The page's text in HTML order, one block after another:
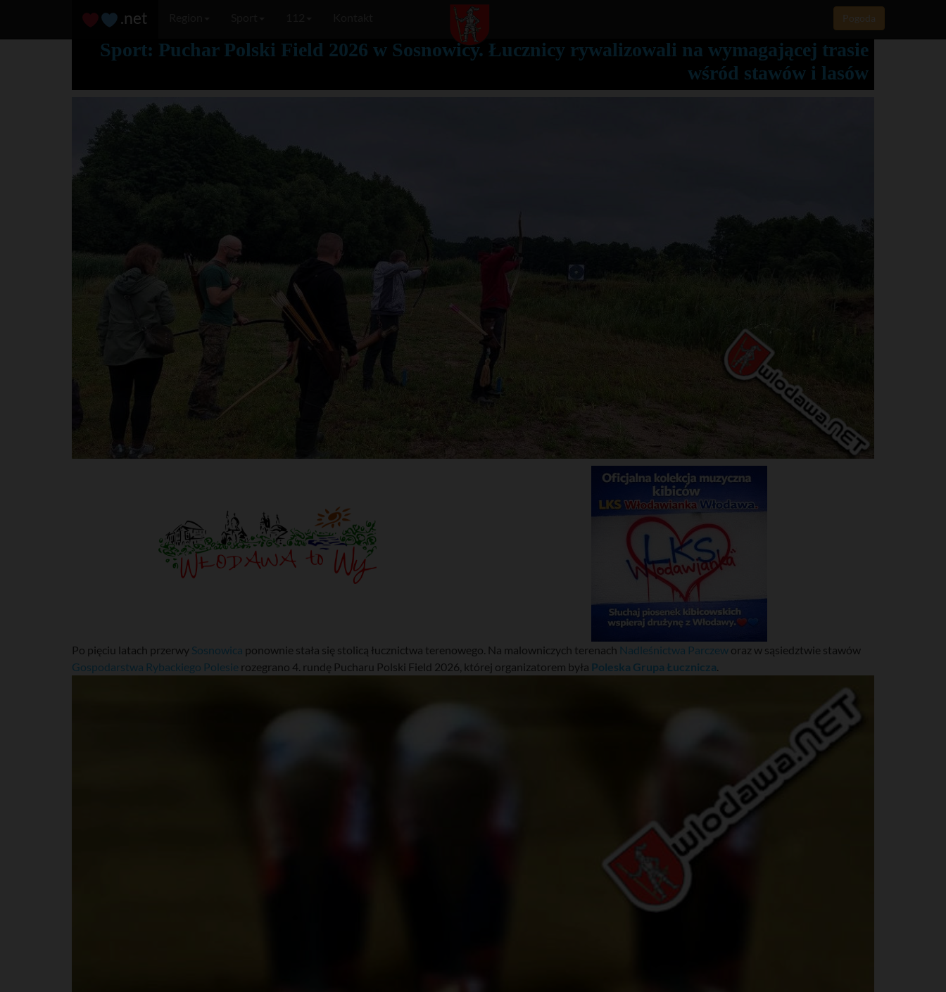
.net Pogoda
Sport: Puchar Polski Field 2026 w Sosnowicy. Łucznicy rywalizowali na wymagającej trasie
wśród stawów i lasów
Po pięciu latach przerwy Sosnowica ponownie stała się stolicą łucznictwa terenowego. Na malowniczych terenach Nadleśnictwa Parczew oraz w sąsiedztwie stawów
Gospodarstwa Rybackiego Polesie rozegrano 4. rundę Pucharu Polski Field 2026, której organizatorem była Poleska Grupa Łucznicza.